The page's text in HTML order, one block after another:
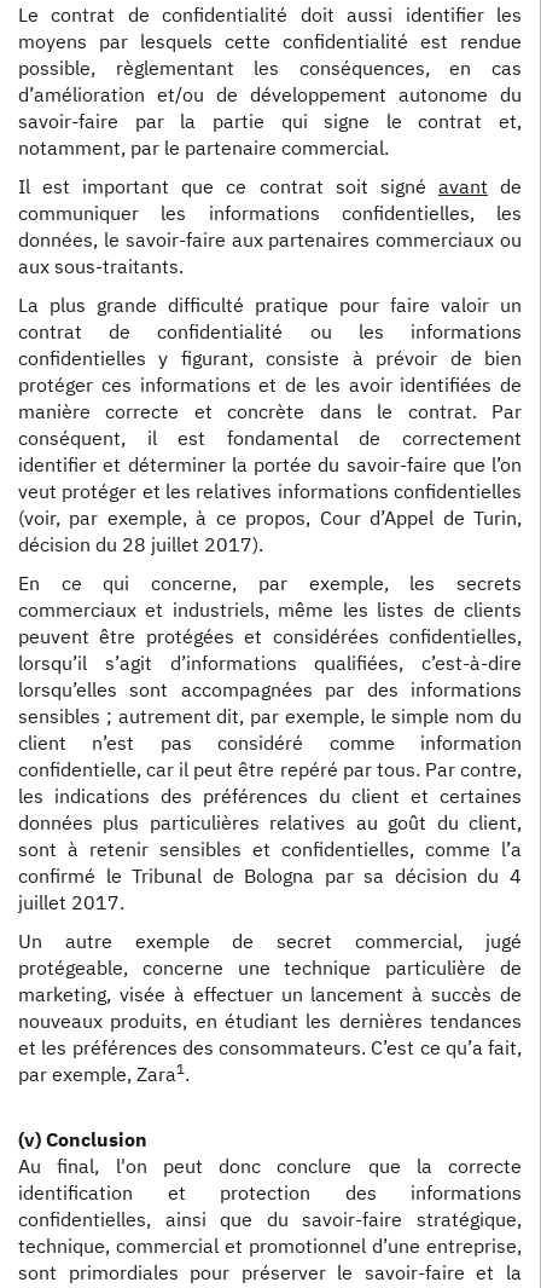
Le contrat de confidentialité doit aussi identifier les
moyens par lesquels cette confidentialité est rendue
possible, règlementant les conséquences, en cas
d’amélioration et/ou de développement autonome du
savoir-faire par la partie qui signe le contrat et,
notamment, par le partenaire commercial.
Il est important que ce contrat soit signé avant de
communiquer les informations confidentielles, les
données, le savoir-faire aux partenaires commerciaux ou
aux sous-traitants.
La plus grande difficulté pratique pour faire valoir un
contrat de confidentialité ou les informations
confidentielles y figurant, consiste à prévoir de bien
protéger ces informations et de les avoir identifiées de
manière correcte et concrète dans le contrat. Par
conséquent, il est fondamental de correctement
identifier et déterminer la portée du savoir-faire que l’on
veut protéger et les relatives informations confidentielles
(voir, par exemple, à ce propos, Cour d’Appel de Turin,
décision du 28 juillet 2017).
En ce qui concerne, par exemple, les secrets
commerciaux et industriels, même les listes de clients
peuvent être protégées et considérées confidentielles,
lorsqu’il s’agit d’informations qualifiées, c’est-à-dire
lorsqu’elles sont accompagnées par des informations
sensibles ; autrement dit, par exemple, le simple nom du
client n’est pas considéré comme information
confidentielle, car il peut être repéré par tous. Par contre,
les indications des préférences du client et certaines
données plus particulières relatives au goût du client,
sont à retenir sensibles et confidentielles, comme l’a
confirmé le Tribunal de Bologna par sa décision du 4
juillet 2017.
Un autre exemple de secret commercial, jugé
protégeable, concerne une technique particulière de
marketing, visée à effectuer un lancement à succès de
nouveaux produits, en étudiant les dernières tendances
et les préférences des consommateurs. C’est ce qu’a fait,
par exemple, Zara1 .
(v) Conclusion
Au final, l'on peut donc conclure que la correcte
identification et protection des informations
confidentielles, ainsi que du savoir-faire stratégique,
technique, commercial et promotionnel d’une entreprise,
sont primordiales pour préserver le savoir-faire et la